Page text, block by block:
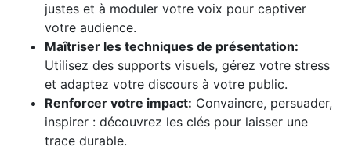
justes et à moduler votre voix pour captiver
votre audience.
Maîtriser les techniques de présentation:
Utilisez des supports visuels, gérez votre stress
et adaptez votre discours à votre public.
Renforcer votre impact: Convaincre, persuader,
inspirer : découvrez les clés pour laisser une
trace durable.